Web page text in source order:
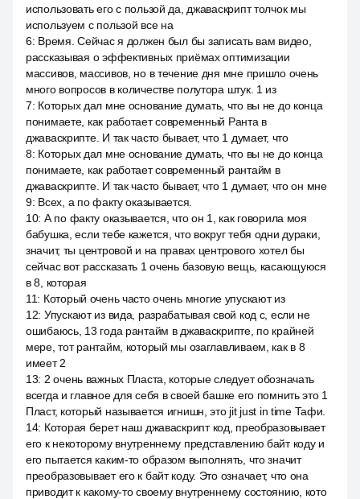
использовать его с пользой да, джаваскрипт толчок мы
используем с пользой все на
6: Время. Сейчас я должен был бы записать вам видео,
рассказывая о эффективных приёмах оптимизации
массивов, массивов, но в течение дня мне пришло очень
много вопросов в количестве полутора штук. 1 из
7: Которых дал мне основание думать, что вы не до конца
понимаете, как работает современный Ранта в
джаваскрипте. И так часто бывает, что 1 думает, что
8: Которых дал мне основание думать, что вы не до конца
понимаете, как работает современный рантайм в
джаваскрипте. И так часто бывает, что 1 думает, что он мне
9: Всех, а по факту оказывается.
10: А по факту оказывается, что он 1, как говорила моя
бабушка, если тебе кажется, что вокруг тебя одни дураки,
значит, ты центровой и на правах центрового хотел бы
сейчас вот рассказать 1 очень базовую вещь, касающуюся
в 8, которая
11: Который очень часто очень многие упускают из
12: Упускают из вида, разрабатывая свой код с, если не
ошибаюсь, 13 года рантайм в джаваскрипте, по крайней
мере, тот рантайм, который мы озаглавливаем, как в 8
имеет 2
13: 2 очень важных Пласта, которые следует обозначать
всегда и главное для себя в своей башке его помнить это 1
Пласт, который называется игнишн, это jit just in time Тафи.
14: Которая берет наш джаваскрипт код, преобразовывает
его к некоторому внутреннему представлению байт коду и
его пытается каким-то образом выполнять, что значит
преобразовывает его к байт коду. Это означает, что она
приводит к какому-то своему внутреннему состоянию, кото